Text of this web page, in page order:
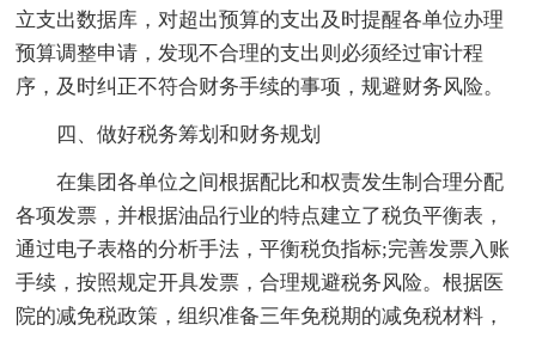
立支出数据库，对超出预算的支出及时提醒各单位办理
预算调整申请，发现不合理的支出则必须经过审计程
序，及时纠正不符合财务手续的事项，规避财务风险。
四、做好税务筹划和财务规划
在集团各单位之间根据配比和权责发生制合理分配
各项发票，并根据油品行业的特点建立了税负平衡表，
通过电子表格的分析手法，平衡税负指标;完善发票入账
手续，按照规定开具发票，合理规避税务风险。根据医
院的减免税政策，组织准备三年免税期的减免税材料，